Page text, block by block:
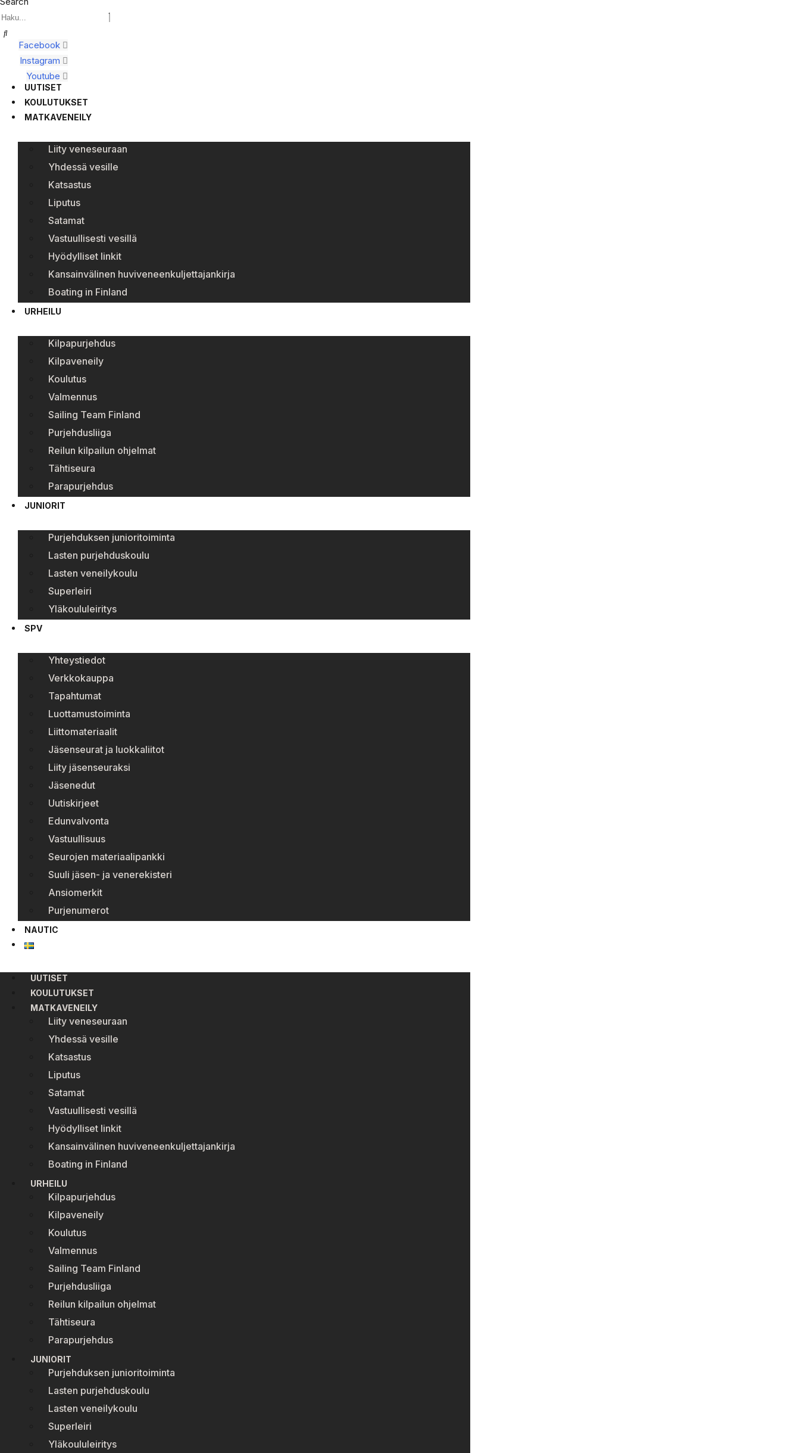
Facebook
Instagram
Youtube
UUTISET
KOULUTUKSET
MATKAVENEILY
Liity veneseuraan
Yhdessä vesille
Katsastus
Liputus
Satamat
Vastuullisesti vesillä
Hyödylliset linkit
Kansainvälinen huviveneenkuljettajankirja
Boating in Finland
URHEILU
Kilpapurjehdus
Kilpaveneily
Koulutus
Valmennus
Sailing Team Finland
Purjehdusliiga
Reilun kilpailun ohjelmat
Tähtiseura
Parapurjehdus
JUNIORIT
Purjehduksen junioritoiminta
Lasten purjehduskoulu
Lasten veneilykoulu
Superleiri
Yläkoululeiritys
SPV
Yhteystiedot
Verkkokauppa
Tapahtumat
Luottamustoiminta
Liittomateriaalit
Jäsenseurat ja luokkaliitot
Liity jäsenseuraksi
Jäsenedut
Uutiskirjeet
Edunvalvonta
Vastuullisuus
Seurojen materiaalipankki
Suuli jäsen- ja venerekisteri
Ansiomerkit
Purjenumerot
NAUTIC
UUTISET
KOULUTUKSET
MATKAVENEILY
Liity veneseuraan
Yhdessä vesille
Katsastus
Liputus
Satamat
Vastuullisesti vesillä
Hyödylliset linkit
Kansainvälinen huviveneenkuljettajankirja
Boating in Finland
URHEILU
Kilpapurjehdus
Kilpaveneily
Koulutus
Valmennus
Sailing Team Finland
Purjehdusliiga
Reilun kilpailun ohjelmat
Tähtiseura
Parapurjehdus
JUNIORIT
Purjehduksen junioritoiminta
Lasten purjehduskoulu
Lasten veneilykoulu
Superleiri
Yläkoululeiritys